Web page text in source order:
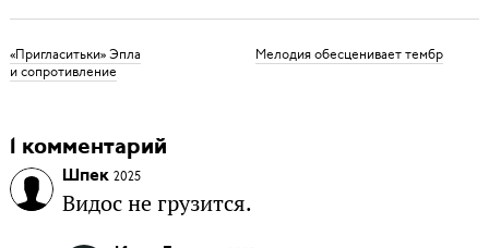
«Пригласитьки» Эпла
и сопротивление
Мелодия обесценивает тембр
1 комментарий
Шпек 2025
Видос не грузится.